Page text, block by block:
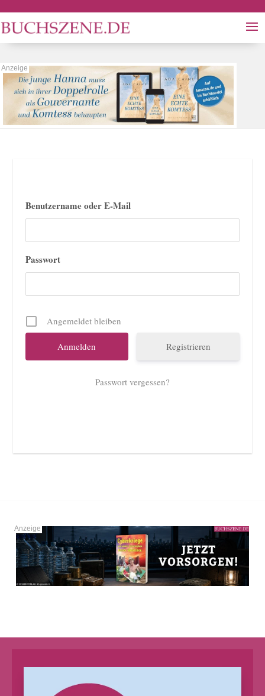
Benutzername oder E-Mail
Passwort
Angemeldet bleiben
Registrieren
Passwort vergessen?